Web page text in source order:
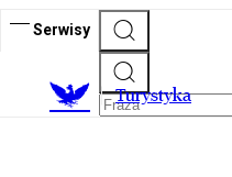
Serwisy
Turystyka